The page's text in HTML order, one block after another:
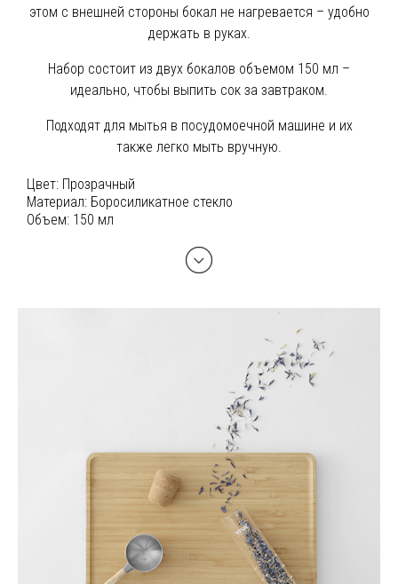
этом с внешней стороны бокал не нагревается – удобно
держать в руках.
Набор состоит из двух бокалов объемом 150 мл –
идеально, чтобы выпить сок за завтраком.
Подходят для мытья в посудомоечной машине и их
также легко мыть вручную.
Цвет: Прозрачный
Материал: Боросиликатное стекло
Объем: 150 мл